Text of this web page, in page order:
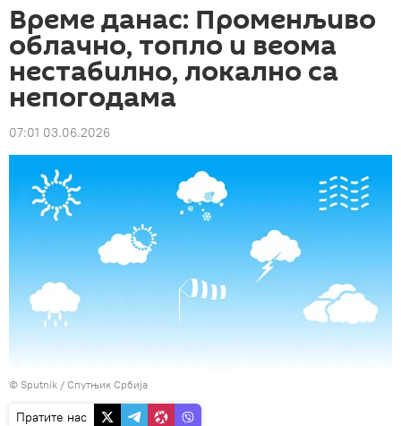
Време данас: Променљиво
облачно, топло и веома
нестабилно, локално са
непогодама
07:01 03.06.2026
© Sputnik / Спутњик Србија
Пратите нас